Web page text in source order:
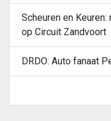
Scheuren en
op Circuit Zandvoort
DRDO: Auto fanaat